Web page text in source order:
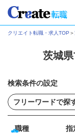
クリエイト転職・求人TOP ＞
茨城
検索条件の設定
職種 指